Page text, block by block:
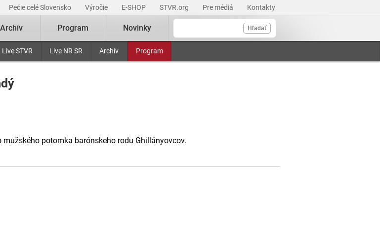
Pečie celé Slovensko Výročie E-SHOP STVR.org Pre médiá Kontakty
Hľadať
Live STVR Live NR SR Archív Program
Archív Program Novinky
mužského potomka barónskeho rodu Ghillányovcov.